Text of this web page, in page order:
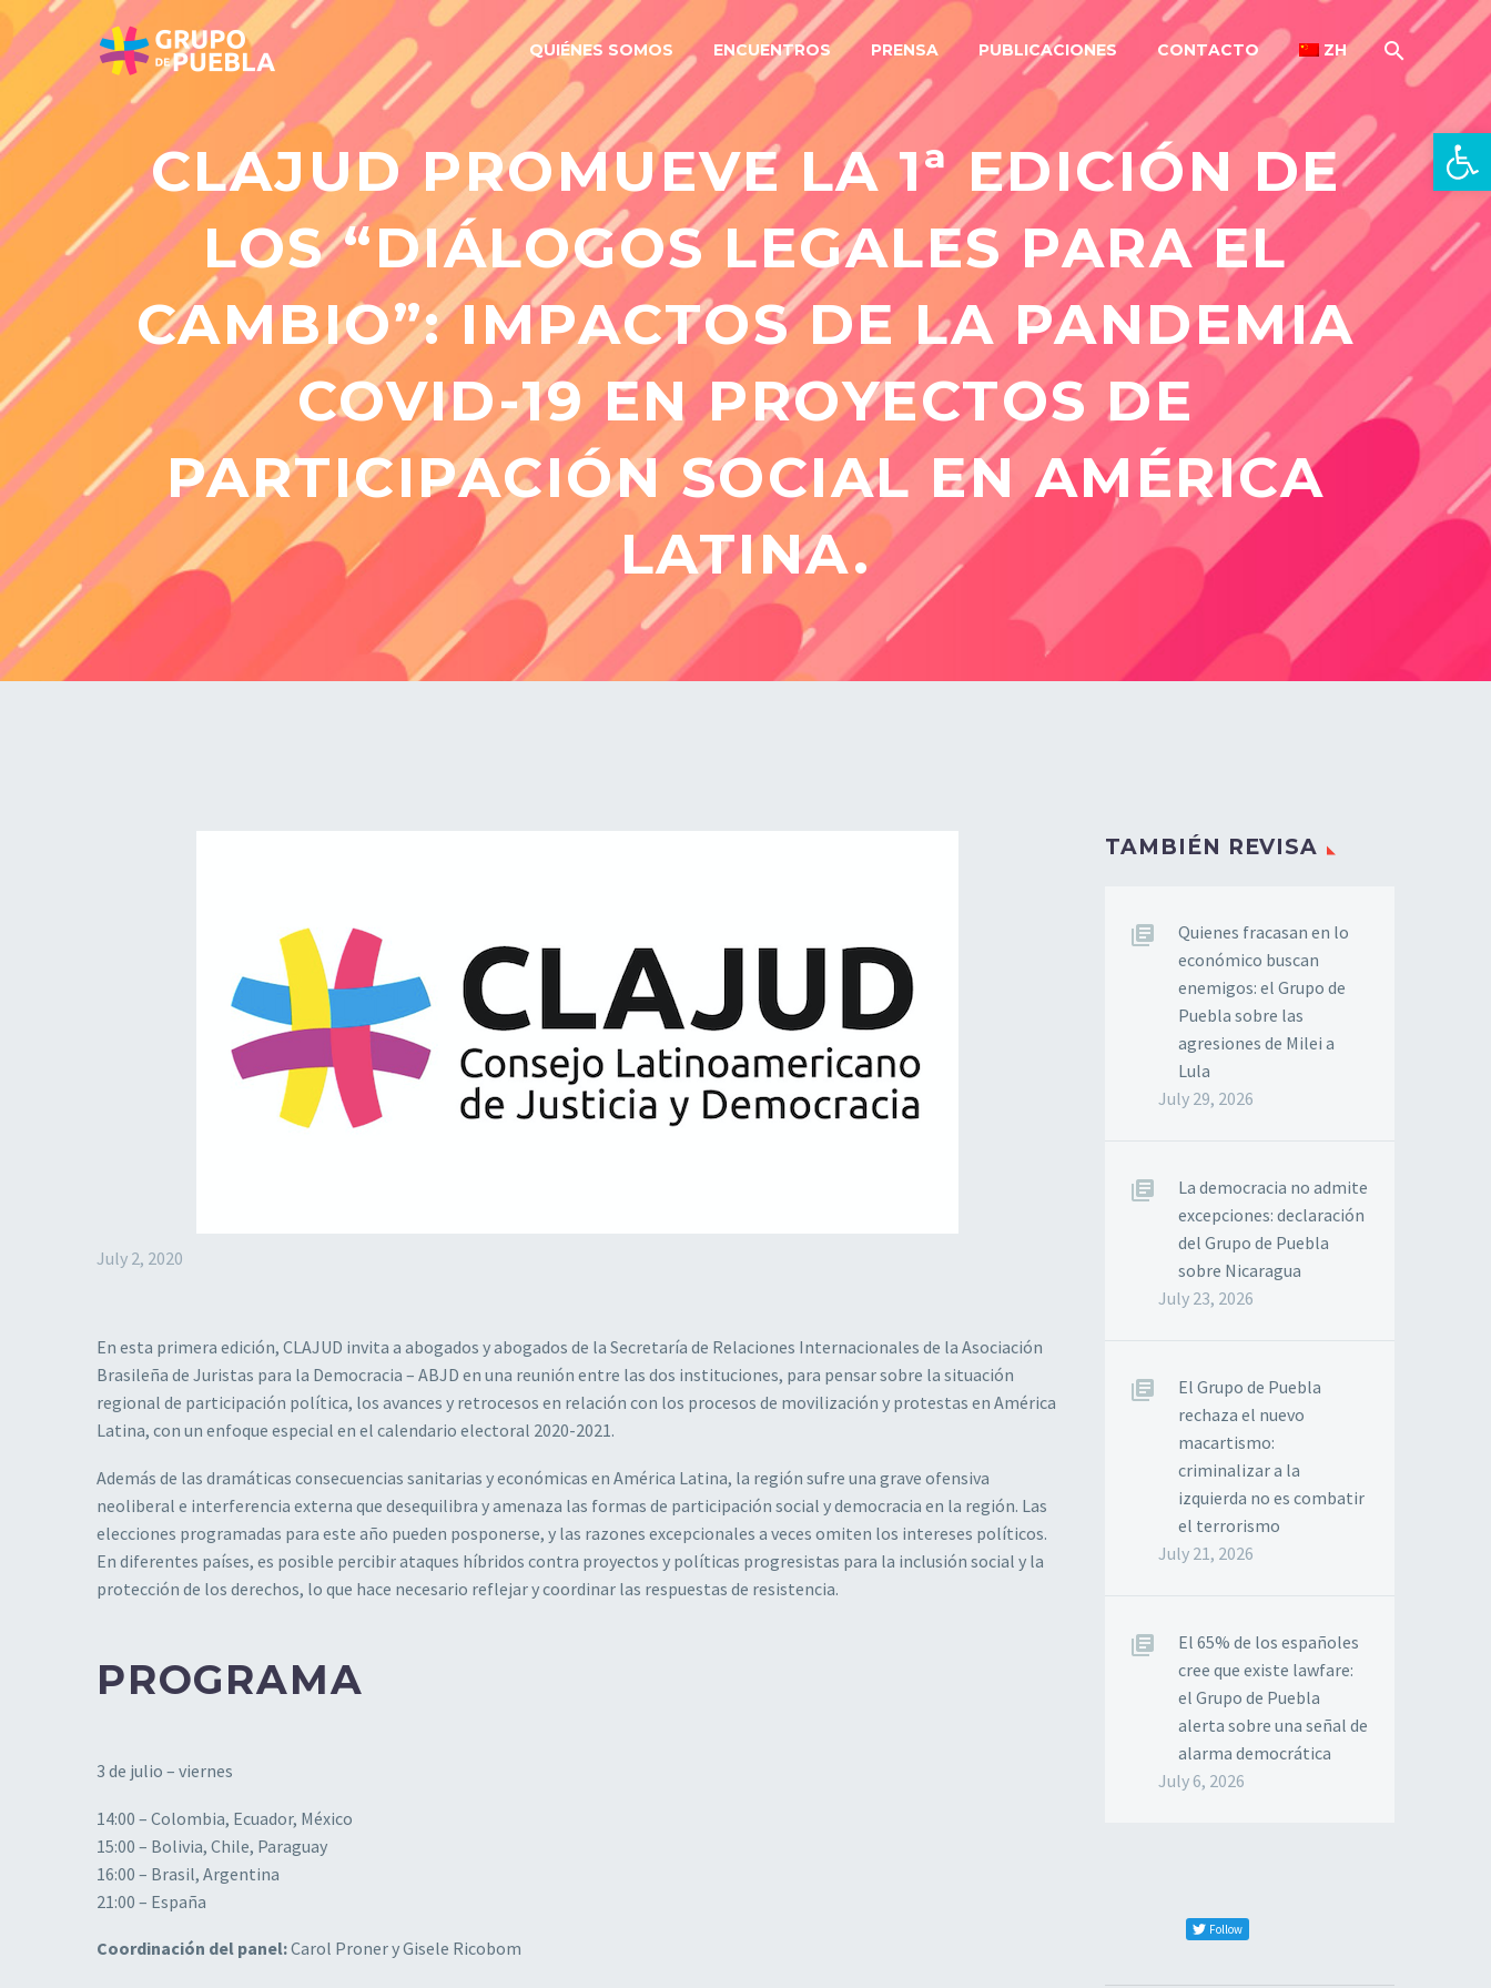
QUIÉNES SOMOS ENCUENTROS PRENSA PUBLICACIONES CONTACTO ZH
CLAJUD PROMUEVE LA 1ª EDICIÓN DE
LOS “DIÁLOGOS LEGALES PARA EL
CAMBIO”: IMPACTOS DE LA PANDEMIA
COVID-19 EN PROYECTOS DE
PARTICIPACIÓN SOCIAL EN AMÉRICA
LATINA.
July 2, 2020
En esta primera edición, CLAJUD invita a abogados y abogados de la Secretaría de Relaciones Internacionales de la Asociación
Brasileña de Juristas para la Democracia – ABJD en una reunión entre las dos instituciones, para pensar sobre la situación
regional de participación política, los avances y retrocesos en relación con los procesos de movilización y protestas en América
Latina, con un enfoque especial en el calendario electoral 2020-2021.
Además de las dramáticas consecuencias sanitarias y económicas en América Latina, la región sufre una grave ofensiva
neoliberal e interferencia externa que desequilibra y amenaza las formas de participación social y democracia en la región. Las
elecciones programadas para este año pueden posponerse, y las razones excepcionales a veces omiten los intereses políticos.
En diferentes países, es posible percibir ataques híbridos contra proyectos y políticas progresistas para la inclusión social y la
protección de los derechos, lo que hace necesario reflejar y coordinar las respuestas de resistencia.
PROGRAMA
3 de julio – viernes
14:00 – Colombia, Ecuador, México
15:00 – Bolivia, Chile, Paraguay
16:00 – Brasil, Argentina
21:00 – España
Coordinación del panel:Carol Proner y Gisele Ricobom
TAMBIÉN REVISA
Quienes fracasan en lo
económico buscan
enemigos: el Grupo de
Puebla sobre las
agresiones de Milei a
Lula
July 29, 2026
La democracia no admite
excepciones: declaración
del Grupo de Puebla
sobre Nicaragua
July 23, 2026
El Grupo de Puebla
rechaza el nuevo
macartismo:
criminalizar a la
izquierda no es combatir
el terrorismo
July 21, 2026
El 65% de los españoles
cree que existe lawfare:
el Grupo de Puebla
alerta sobre una señal de
alarma democrática
July 6, 2026
Follow